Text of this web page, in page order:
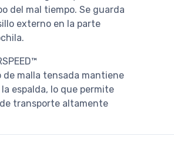
del mal tiempo. Se guarda
externo en la parte
de malla tensada mantiene
espalda, lo que permite
transporte altamente